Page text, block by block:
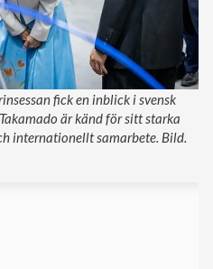
fick en inblick i svensk
är känd för sitt starka
internationellt samarbete. Bild.